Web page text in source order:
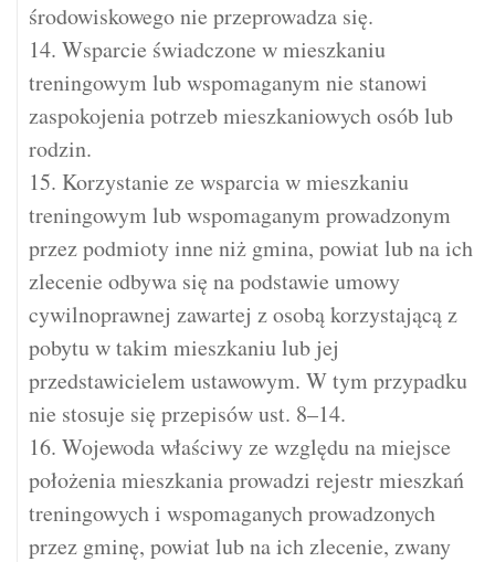
środowiskowego nie przeprowadza się.
14. Wsparcie świadczone w mieszkaniu
treningowym lub wspomaganym nie stanowi
zaspokojenia potrzeb mieszkaniowych osób lub
rodzin.
15. Korzystanie ze wsparcia w mieszkaniu
treningowym lub wspomaganym prowadzonym
przez podmioty inne niż gmina, powiat lub na ich
zlecenie odbywa się na podstawie umowy
cywilnoprawnej zawartej z osobą korzystającą z
pobytu w takim mieszkaniu lub jej
przedstawicielem ustawowym. W tym przypadku
nie stosuje się przepisów ust. 8–14.
16. Wojewoda właściwy ze względu na miejsce
położenia mieszkania prowadzi rejestr mieszkań
treningowych i wspomaganych prowadzonych
przez gminę, powiat lub na ich zlecenie, zwany